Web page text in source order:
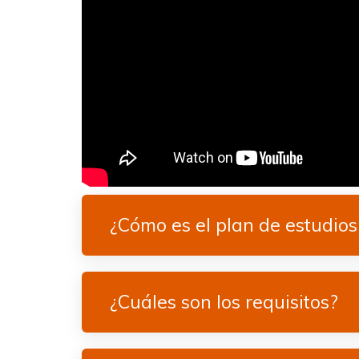
¿Cómo es el plan de
¿Cuáles son los requisitos?